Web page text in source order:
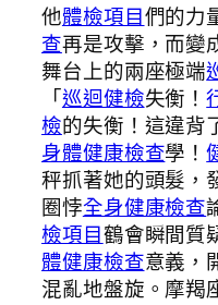
他體檢項目們的力
查再是攻擊，而變
舞台上的兩座極端
「巡迴健檢失衡！
檢的失衡！這違背
身體健康檢查學！
秤抓著她的頭髮，
圈悖全身健康檢查
檢項目鶴會瞬間質
體健康檢查意義，
混亂地盤旋。摩羯